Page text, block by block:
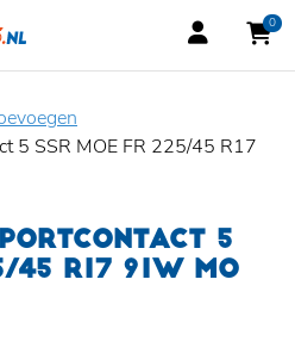
0
5 SSR MOE FR 225/45 R17
5
45 R17 91W MO